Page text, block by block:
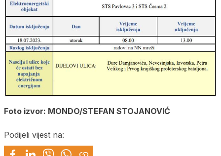
Foto izvor: MONDO/STEFAN STOJANOVIĆ
Podijeli vijest na: